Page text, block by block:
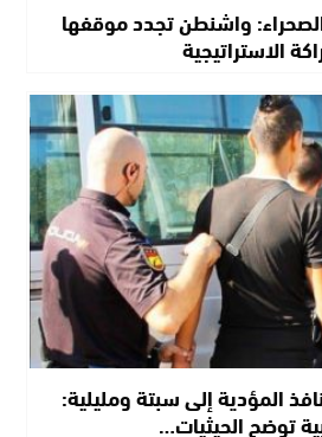
واشنطن تجدد موقفها
الاستراتيجية
المؤدية إلى سبتة ومليلية:
توضح الحيثيات…